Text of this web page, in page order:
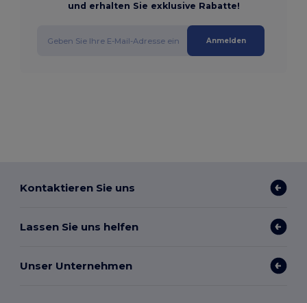
und erhalten Sie exklusive Rabatte!
Anmelden
Kontaktieren Sie uns
Lassen Sie uns helfen
Unser Unternehmen